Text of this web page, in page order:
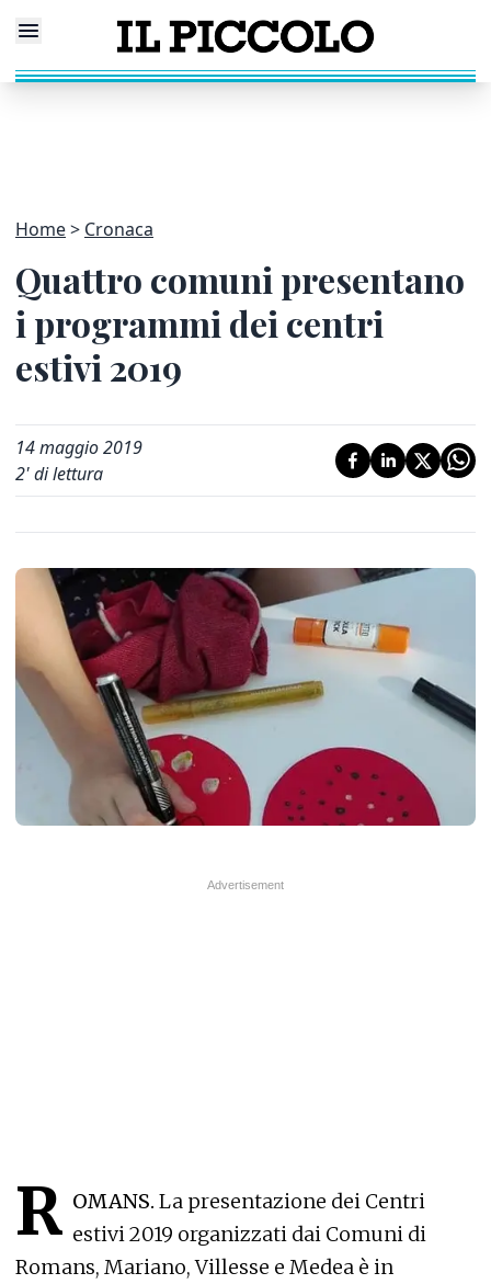
Home Cronaca
Quattro comuni presentano
i programmi dei centri
estivi 2019
14 maggio 2019
2' di lettura
R OMANS. La presentazione dei Centri
estivi 2019 organizzati dai Comuni di
Romans, Mariano, Villesse e Medea è in